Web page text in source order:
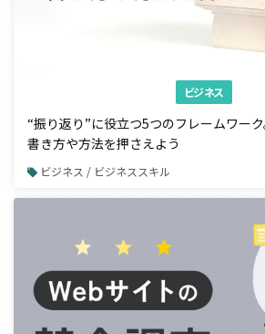
ビジネス
“振り返り”に役立つ5つのフレームワー
書き方や方法を押さえよう
ビジネス / ビジネススキル